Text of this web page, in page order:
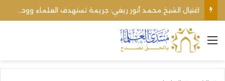
القائمة